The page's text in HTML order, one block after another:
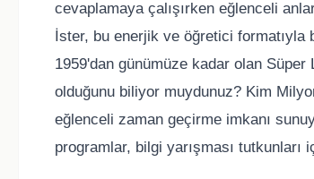
cevaplamaya çalışırken eğlenceli
İster, bu enerjik ve öğretici
1959'dan günümüze kadar olan Süper
olduğunu biliyor muydunuz? Kim
eğlenceli zaman geçirme imkanı
programlar, bilgi yarışması